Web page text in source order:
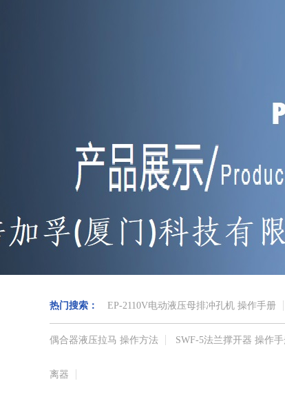
热门搜索： EP-2110V电动液压母排冲孔机 操作手册
偶合器液压拉马 操作方法 SWF-5法兰撑开器 操作
离器